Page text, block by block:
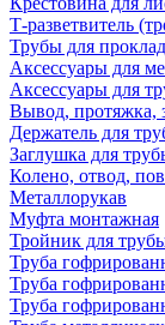
Т-разветвитель
Трубы для
Аксессуары для
Аксессуары для
Вывод, протяжка,
Держатель для
Заглушка для
Колено, отвод,
Металлорукав
Муфта монтажная
Тройник для
Труба
Труба
Труба